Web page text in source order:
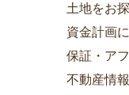
土地をお
資金計画
保証・ア
不動産情報